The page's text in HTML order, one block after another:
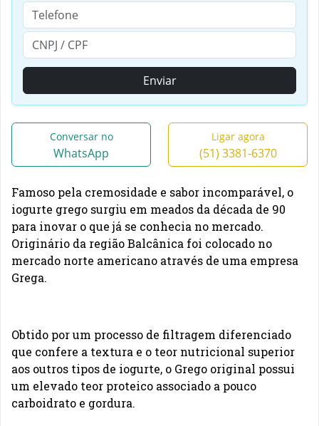
Enviar
Conversar no
WhatsApp
Ligar agora
(51) 3381-6370
Famoso pela cremosidade e sabor incomparável, o
iogurte grego surgiu em meados da década de 90
para inovar o que já se conhecia no mercado.
Originário da região Balcânica foi colocado no
mercado norte americano através de uma empresa
Grega.
Obtido por um processo de filtragem diferenciado
que confere a textura e o teor nutricional superior
aos outros tipos de iogurte, o Grego original possui
um elevado teor proteico associado a pouco
carboidrato e gordura.